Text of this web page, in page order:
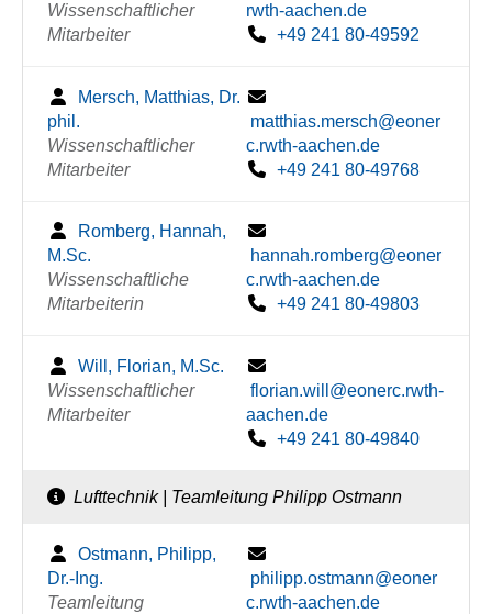
Wissenschaftlicher
Mitarbeiter
rwth-aachen.de
+49 241 80-49592
Mersch, Matthias, Dr.
phil.
Wissenschaftlicher
Mitarbeiter
matthias.mersch@eoner
c.rwth-aachen.de
+49 241 80-49768
Romberg, Hannah,
M.Sc.
Wissenschaftliche
Mitarbeiterin
hannah.romberg@eoner
c.rwth-aachen.de
+49 241 80-49803
Will, Florian, M.Sc.
Wissenschaftlicher
Mitarbeiter
florian.will@eonerc.rwth-
aachen.de
+49 241 80-49840
Lufttechnik | Teamleitung Philipp Ostmann
Ostmann, Philipp,
Dr.-Ing.
Teamleitung
philipp.ostmann@eoner
c.rwth-aachen.de